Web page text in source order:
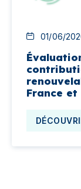
01/06/
France